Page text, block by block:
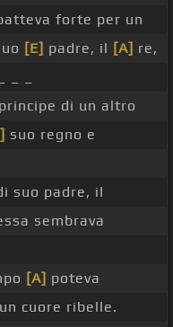
forte per un
[E] padre, il [A] re,
_
di un altro
suo regno e
suo padre, il
sembrava
[A] poteva
cuore ribelle.